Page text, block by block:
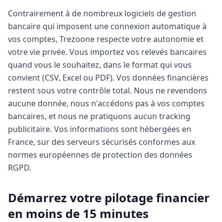
Contrairement à de nombreux logiciels de gestion
bancaire qui imposent une connexion automatique à
vos comptes, Trezoone respecte votre autonomie et
votre vie privée. Vous importez vos relevés bancaires
quand vous le souhaitez, dans le format qui vous
convient (CSV, Excel ou PDF). Vos données financières
restent sous votre contrôle total. Nous ne revendons
aucune donnée, nous n'accédons pas à vos comptes
bancaires, et nous ne pratiquons aucun tracking
publicitaire. Vos informations sont hébergées en
France, sur des serveurs sécurisés conformes aux
normes européennes de protection des données
RGPD.
Démarrez votre pilotage financier
en moins de 15 minutes